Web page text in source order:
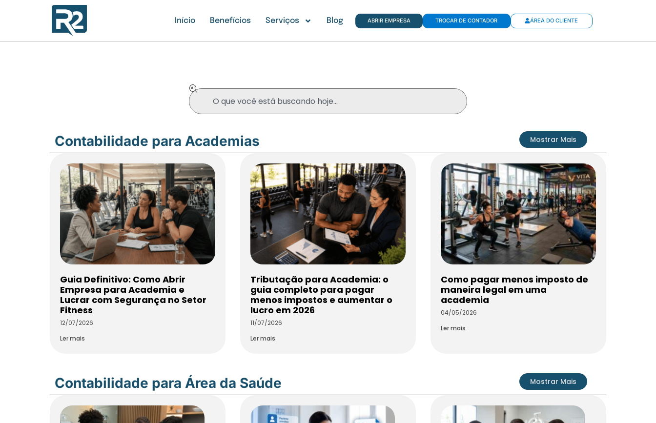
Início Benefícios Serviços Blog ABRIR EMPRESA TROCAR DE CONTADOR ÁREA DO CLIENTE
Contabilidade para Academias Mostrar Mais
Guia Definitivo: Como Abrir
Empresa para Academia e
Lucrar com Segurança no Setor
Fitness
12/07/2026
Ler mais
Tributação para Academia: o
guia completo para pagar
menos impostos e aumentar o
lucro em 2026
11/07/2026
Ler mais
Como pagar menos imposto de
maneira legal em uma
academia
04/05/2026
Ler mais
Contabilidade para Área da Saúde Mostrar Mais